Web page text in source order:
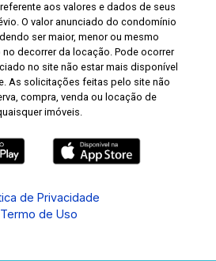
aos valores e dados de seus
O valor anunciado do condomínio
ser maior, menor ou mesmo
decorrer da locação. Pode ocorrer
no site não estar mais disponível
As solicitações feitas pelo site não
compra, venda ou locação de
imóveis.
de Privacidade
Termo de Uso